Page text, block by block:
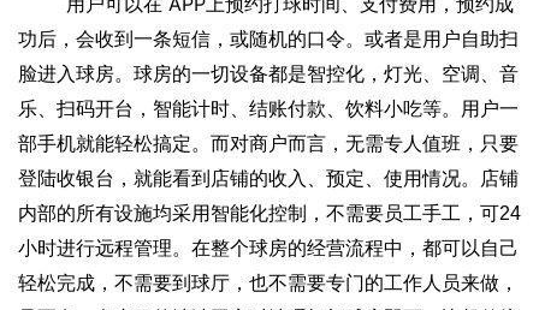
功后 ， 会收到一条短信 ，或随机的口令。 或者是用户自助扫
脸进入球房。 球房的一切设备都是智控化， 灯光 、空调、音
乐、扫码开台 ，智能计时 、结账付款、饮料小吃等。 用户一
部手机就能轻松搞定。 而对商户而言 ， 无需专人值班 ，只要
登陆收银台 ， 就能看到 店铺的收 入 、预定、使用情况。店铺
内部的所有设施均采用 智能化控制， 不需要员工手工 ， 可24
小时进行远程管理。在整个球房的经营流程中， 都可以 自己
轻松完成 ， 不需要到 球厅 ，也不需要专门的工作人 员来做 ，